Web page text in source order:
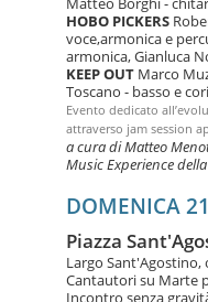
HOBO PICKERS
voce,armonica e
armonica, Gianluca
KEEP OUT Marco
Toscano - basso e
Evento dedicato
attraverso jam session
a cura di Matteo
Music Experience
DOMENICA
Piazza
Largo Sant'Agostino,
Cantautori su Marte
Incontro senza